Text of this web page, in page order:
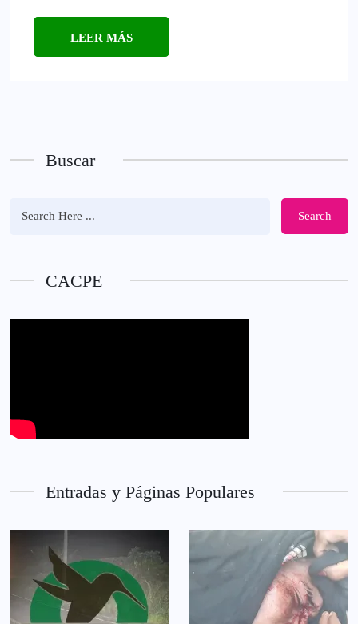
LEER MÁS
Buscar
Search
CACPE
Entradas y Páginas Populares